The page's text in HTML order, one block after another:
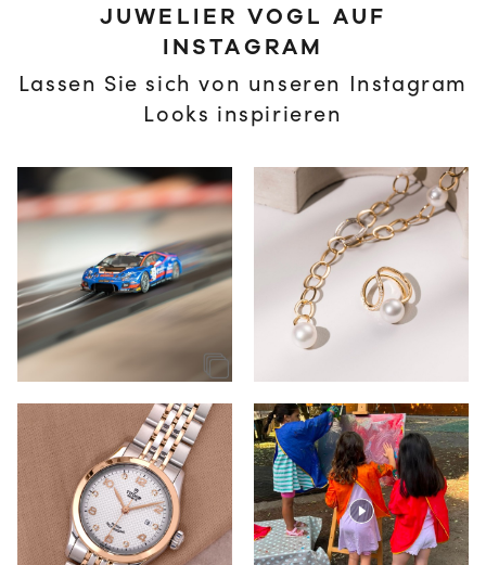
JUWELIER VOGL AUF
INSTAGRAM
Lassen Sie sich von unseren Instagram
Looks inspirieren